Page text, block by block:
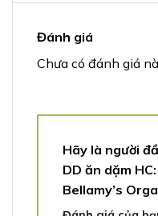
Đánh giá
Chưa có đánh giá
Hãy là người
DD ăn dặm
Bellamy’s